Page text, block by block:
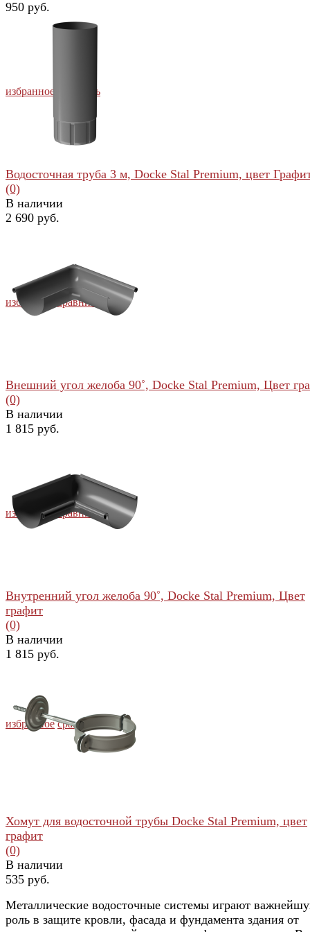
избранное сравнить
950 руб.
избранное сравнить
Водосточная труба 3 м, Docke Stal Premium, цвет
(0)
В наличии
2 690 руб.
избранное сравнить
Внешний угол желоба 90˚, Docke Stal Premium, Цвет
(0)
В наличии
1 815 руб.
избранное сравнить
Внутренний угол желоба 90˚, Docke Stal Premium, Цвет
графит
(0)
В наличии
1 815 руб.
Хомут для водосточной трубы Docke Stal Premium, цвет
графит
(0)
В наличии
535 руб.
Металлические водосточные системы играют
роль в защите кровли, фасада и фундамента здания от